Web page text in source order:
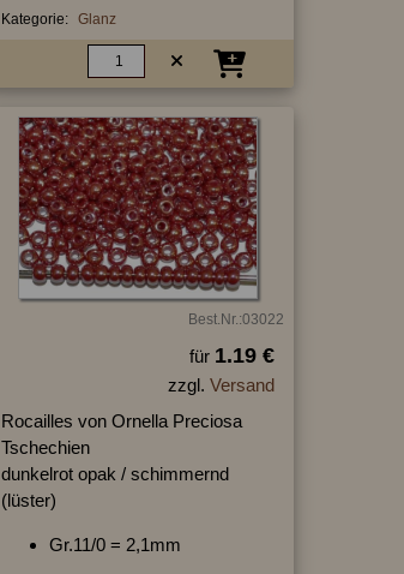
Kategorie: Glanz
Best.Nr.:03022
für 1.19 €
zzgl. Versand
Rocailles von Ornella Preciosa
Tschechien
dunkelrot opak / schimmernd
(lüster)
Gr.11/0 = 2,1mm